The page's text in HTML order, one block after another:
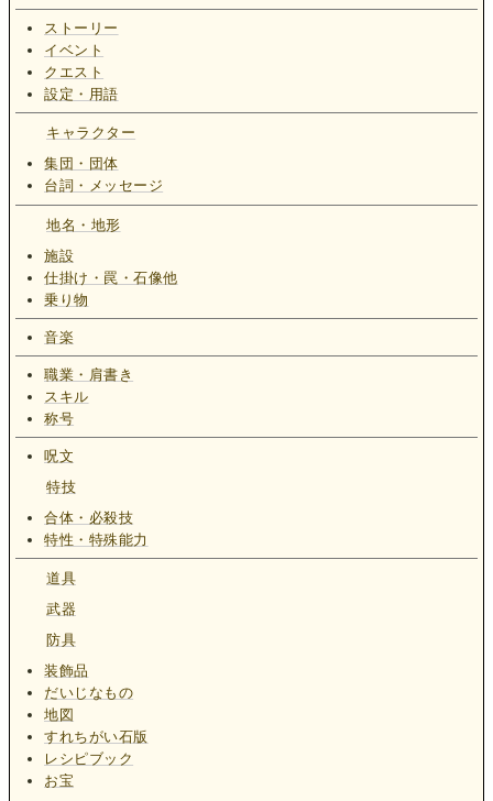
ストーリー
イベント
クエスト
設定・用語
キャラクター
集団・団体
台詞・メッセージ
地名・地形
施設
仕掛け・罠・石像他
乗り物
音楽
職業・肩書き
スキル
称号
呪文
特技
合体・必殺技
特性・特殊能力
道具
武器
防具
装飾品
だいじなもの
地図
すれちがい石版
レシピブック
お宝